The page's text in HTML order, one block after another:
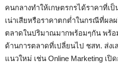
คนกลางทำให้เกษตรกรได้ราคาที่เ
เน่าเสียหรือราคาตกต่ำในกรณีที่ผล
ตลาดในปริมาณมากพร้อมๆกัน พร้อ
ด้านการตลาดที่เปลี่ยนไป ชสท. ส่ง
แนวใหม่ เช่น Online Marketing เปิ